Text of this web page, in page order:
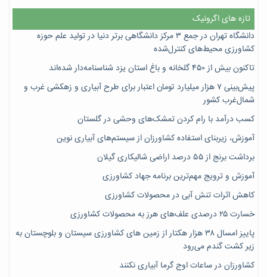
تازه های اگرونیک
دانشگاه تهران در جمع ۳ مرکز دانشگاهی برتر دنیا در تولید علم حوزه
کشاورزی محیط‌های کنترل‌شده
تاکنون بیش از ۴۵۰ گلخانه و باغ استان یزد شناسنامه‌دار شده‌اند
پیش‌بینی ۷‌ هزار میلیارد تومان اعتبار برای طرح آبیاری و زهکشی غرب و
شمال‌غرب کشور
کسب درآمد با رام کردن تمشک‌های وحشی در گلستان
آموزش، زیربنای استفاده کشاورزان از سیستم‌های آبیاری نوین
برداشت برنج از ۵۵ درصد اراضی شالیکاری گیلان
آموزش و ترویج مهم‌ترین برنامه جهاد کشاورزی
کاهش اثرات تنش آبی در محصولات کشاورزی
خسارت ۲۵ درصدی علف‌های هرز به محصولات کشاورزی
پاییز امسال ۳۸ هزار هکتار از زمین های کشاورزی سیستان و بلوچستان به
زیر کشت گندم می‌رود
کشاورزان در ساعات اوج گرما آبیاری نکنند